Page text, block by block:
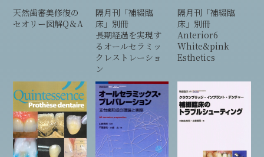
天然歯審美修復の
セオリー図解Q＆A
隔月刊「補綴臨
床」別冊
長期経過を実現す
るオールセラミッ
クレストレーショ
ン
隔月刊「補綴臨
床」別冊
Anterior6
White&pink
Esthetics